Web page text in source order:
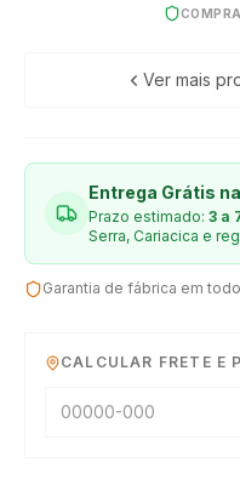
Ver mais
Entrega Grátis
Prazo estimado: 3 a
Serra, Cariacica e
Garantia de fábrica em
CALCULAR FRETE E